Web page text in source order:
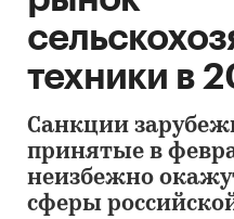
техники в
Санкции
принятые в
неизбежно
сферы